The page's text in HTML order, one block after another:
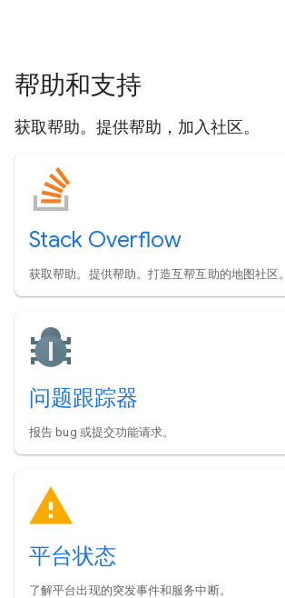
帮助和支持
获取帮助。提供帮助，加入社区。
Stack Overflow
获取帮助。提供帮助。打造互帮互助的地图社区。
问题跟踪器
报告 bug 或提交功能请求。
平台状态
了解平台出现的突发事件和服务中断。